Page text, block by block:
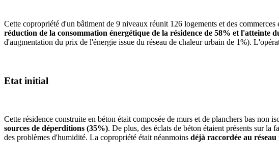
Cette copropriété d'un bâtiment de 9 niveaux réunit 126 logements et des
réduction de la consommation énergétique de la résidence de 58% et l'atteinte
d'augmentation du prix de l'énergie issue du réseau de chaleur urbain de 1%).
Etat initial
Cette résidence construite en béton était composée de murs et de planchers bas
sources de déperditions (35%). De plus, des éclats de béton étaient présents sur la
des problèmes d'humidité. La copropriété était néanmoins déjà raccordée au